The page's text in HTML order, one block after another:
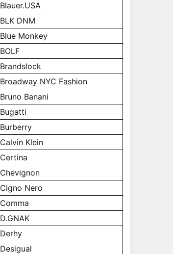
Blauer.USA
BLK DNM
Blue Monkey
BOLF
Brandslock
Broadway NYC Fashion
Bruno Banani
Bugatti
Burberry
Calvin Klein
Certina
Chevignon
Cigno Nero
Comma
D.GNAK
Derhy
Desigual